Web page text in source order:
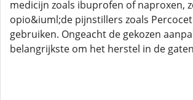
medicijn zoals ibuprofen of naproxen,
opio&iuml;de pijnstillers zoals
gebruiken. Ongeacht de gekozen
belangrijkste om het herstel in de